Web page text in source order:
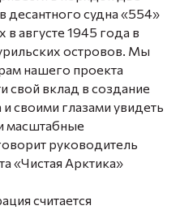
десантного судна «554»
августе 1945 года в
островов. Мы
нашего проекта
свой вклад в создание
своими глазами увидеть
масштабные
руководитель
«Чистая Арктика»
считается